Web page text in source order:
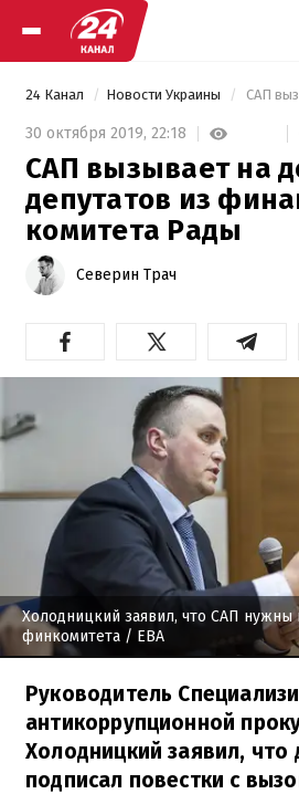
24 Канал Новости Украины
30 октября 2019, 22:18
САП вызывает на
депутатов из
комитета Рады
Северин Трач
Холодницкий заявил, что САП нужны
финкомитета / EBA
Руководитель
антикоррупционной
Холодницкий заявил, что
подписал повестки с